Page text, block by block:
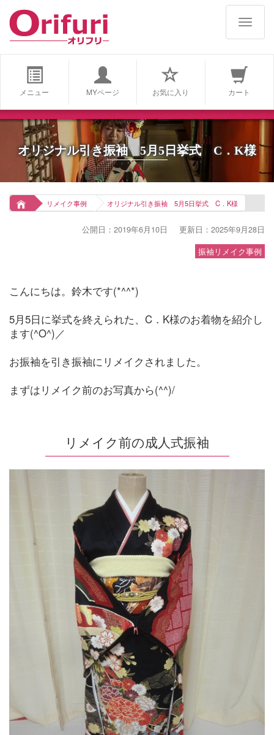
メニュー MYページ お気に入り カート
オリジナル引き振袖 5月5日挙式 C．K様
リメイク事例 オリジナル引き振袖 5月5日挙式 C．K様
公開日：2019年6月10日 更新日：2025年9月28日
振袖リメイク事例
こんにちは。鈴木です(*^^*)
5月5日に挙式を終えられた、C．K様のお着物を紹介し
ます(^O^)／
お振袖を引き振袖にリメイクされました。
まずはリメイク前のお写真から(^^)/
リメイク前の成人式振袖